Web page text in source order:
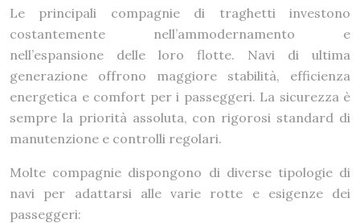
Le principali compagnie di traghetti investono
costantemente nell’ammodernamento e
nell’espansione delle loro flotte. Navi di ultima
generazione offrono maggiore stabilità, efficienza
energetica e comfort per i passeggeri. La sicurezza è
sempre la priorità assoluta, con rigorosi standard di
manutenzione e controlli regolari.
Molte compagnie dispongono di diverse tipologie di
navi per adattarsi alle varie rotte e esigenze dei
passeggeri: